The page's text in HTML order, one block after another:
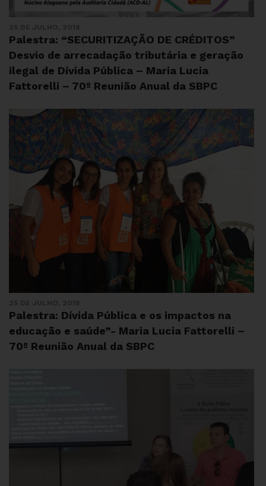
Palestra: “SECURITIZAÇÃO DE CRÉDITOS”
Desvio de arrecadação tributária e geração
ilegal de Dívida Pública – Maria Lucia
Fattorelli – 70º Reunião Anual da SBPC
Palestra: Dívida Pública e os impactos na
educação e saúde”- Maria Lucia Fattorelli –
70º Reunião Anual da SBPC